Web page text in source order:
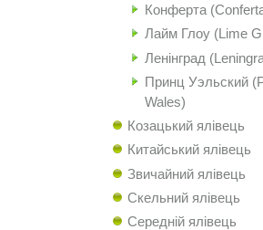
Конферта
Лайм Глоу (Lime
Ленінград
Принц Уэльский
Wales)
Козацький ялівець
Китайський ялівець
Звичайний ялівець
Скельний ялівець
Середній ялівець